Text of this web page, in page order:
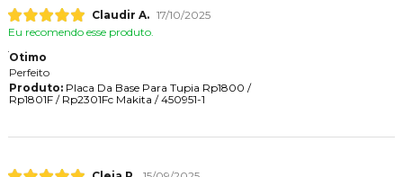
Claudir A. 17/10/2025
Eu recomendo esse produto.
Otimo
Perfeito
Produto:Placa Da Base Para Tupia Rp1800 /
Rp1801F / Rp2301Fc Makita / 450951-1